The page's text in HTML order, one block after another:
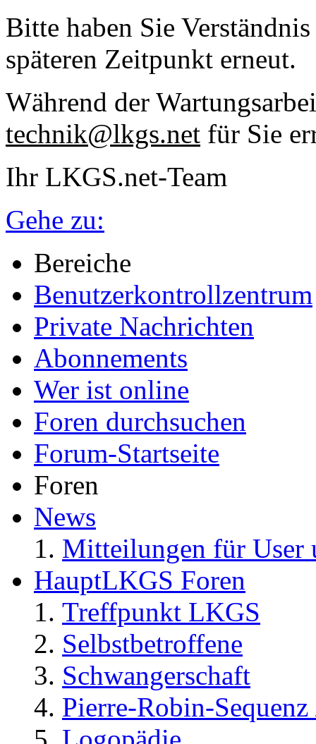
Bitte haben Sie
späteren Zeitpunkt erneut.
Während der
technik@lkgs.net für Sie
Ihr LKGS.net-Team
Gehe zu:
Bereiche
Benutzerkontrollzentrum
Private Nachrichten
Abonnements
Wer ist online
Foren durchsuchen
Forum-Startseite
Foren
News
Mitteilungen für User
HauptLKGS Foren
Treffpunkt LKGS
Selbstbetroffene
Schwangerschaft
Pierre-Robin-